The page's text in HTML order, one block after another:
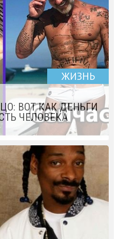
ЖИЗНЬ
ВОТ КАК ДЕНЬГИ
ЧЕЛОВЕКА